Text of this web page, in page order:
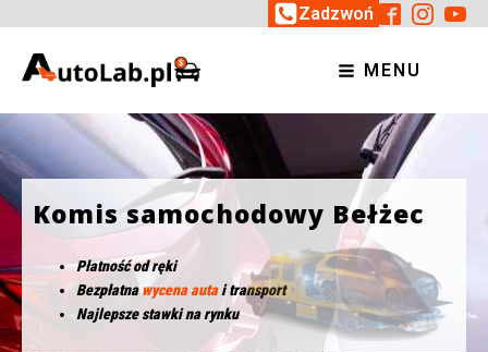
Zadzwoń
MENU
Komis samochodowy Bełżec
Płatność od ręki
Bezpłatnawycena autai transport
Najlepsze stawki na rynku